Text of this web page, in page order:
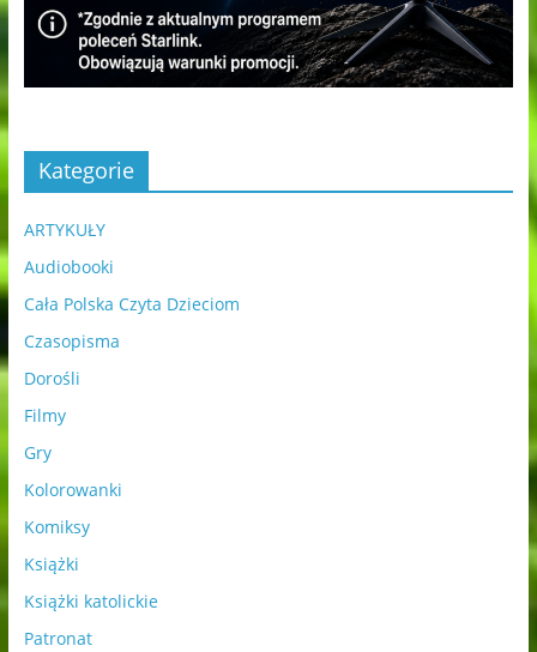
Kategorie
ARTYKUŁY
Audiobooki
Cała Polska Czyta Dzieciom
Czasopisma
Dorośli
Filmy
Gry
Kolorowanki
Komiksy
Książki
Książki katolickie
Patronat